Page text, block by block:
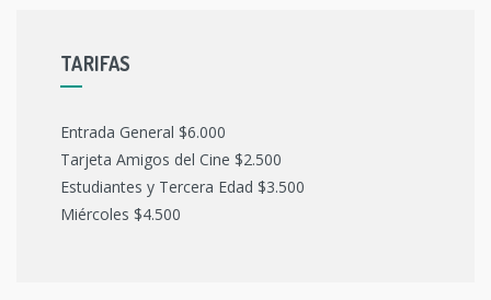
TARIFAS
Entrada General $6.000
Tarjeta Amigos del Cine $2.500
Estudiantes y Tercera Edad $3.500
Miércoles $4.500